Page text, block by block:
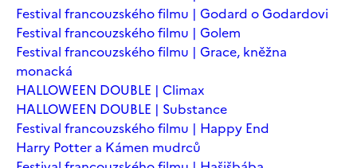
Festival francouzského filmu | Godard o Godardovi
Festival francouzského filmu | Golem
Festival francouzského filmu | Grace, kněžna
monacká
HALLOWEEN DOUBLE | Climax
HALLOWEEN DOUBLE | Substance
Festival francouzského filmu | Happy End
Harry Potter a Kámen mudrců